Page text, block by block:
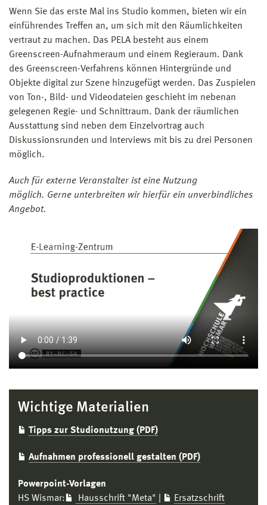
Wenn Sie das erste Mal ins Studio kommen, bieten wir ein
einführendes Treffen an, um sich mit den Räumlichkeiten
vertraut zu machen. Das PELA besteht aus einem
Greenscreen-Aufnahmeraum und einem Regieraum. Dank
des Greenscreen-Verfahrens können Hintergründe und
Objekte digital zur Szene hinzugefügt werden. Das Zuspielen
von Ton-, Bild- und Videodateien geschieht im nebenan
gelegenen Regie- und Schnittraum. Dank der räumlichen
Ausstattung sind neben dem Einzelvortrag auch
Diskussionsrunden und Interviews mit bis zu drei Personen
möglich.
Auch für externe Veranstalter ist eine Nutzung
möglich. Gerne unterbreiten wir hierfür ein unverbindliches
Angebot.
Wichtige Materialien
Tipps zur Studionutzung (PDF)
Aufnahmen professionell gestalten (PDF)
Powerpoint-Vorlagen
HS Wismar:
Hausschrift "Meta"
Ersatzschrift